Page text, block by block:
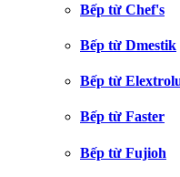
Bếp từ Chef's
Bếp từ Dmestik
Bếp từ
Bếp từ Faster
Bếp từ Fujioh